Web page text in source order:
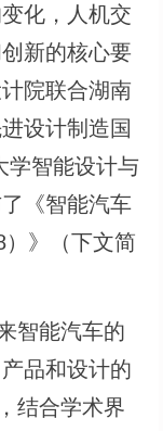
化，人机交
新的核心要
院联合湖南
设计制造国
学智能设计与
《智能汽车
）》（下文简
智能汽车的
品和设计的
结合学术界